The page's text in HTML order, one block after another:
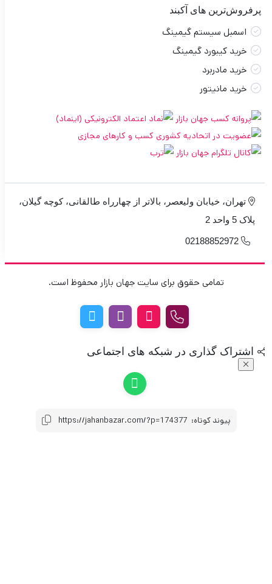
پرفروش‌ترین های آکبند
اسمبل سیستم گیمینگ
خرید کیبورد گیمینگ
خرید مادربرد
خرید مانیتور
تهران، خیابان ولیعصر، بالاتر از چهارراه طالقانی، کوچه گیلان،
پلاک 5 واحد 2
02188852972
تمامی حقوق برای سایت جهان بازار محفوظ است.
اشتراک گذاری در شبکه های اجتماعی
پیوند کوتاه: https://jahanbazar.com/?p=174377